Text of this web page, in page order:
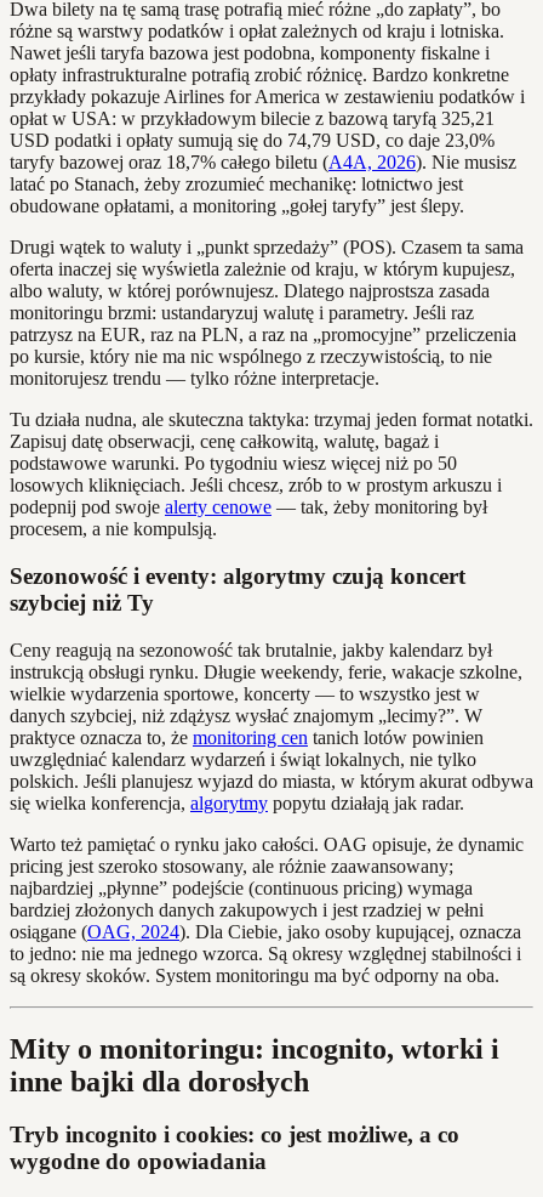
Dwa bilety na tę samą trasę potrafią mieć różne „do zapłaty”, bo
różne są warstwy podatków i opłat zależnych od kraju i lotniska.
Nawet jeśli taryfa bazowa jest podobna, komponenty fiskalne i
opłaty infrastrukturalne potrafią zrobić różnicę. Bardzo konkretne
przykłady pokazuje Airlines for America w zestawieniu podatków i
opłat w USA: w przykładowym bilecie z bazową taryfą 325,21
USD podatki i opłaty sumują się do 74,79 USD, co daje 23,0%
taryfy bazowej oraz 18,7% całego biletu (A4A, 2026). Nie musisz
latać po Stanach, żeby zrozumieć mechanikę: lotnictwo jest
obudowane opłatami, a monitoring „gołej taryfy” jest ślepy.
Drugi wątek to waluty i „punkt sprzedaży” (POS). Czasem ta sama
oferta inaczej się wyświetla zależnie od kraju, w którym kupujesz,
albo waluty, w której porównujesz. Dlatego najprostsza zasada
monitoringu brzmi: ustandaryzuj walutę i parametry. Jeśli raz
patrzysz na EUR, raz na PLN, a raz na „promocyjne” przeliczenia
po kursie, który nie ma nic wspólnego z rzeczywistością, to nie
monitorujesz trendu — tylko różne interpretacje.
Tu działa nudna, ale skuteczna taktyka: trzymaj jeden format notatki.
Zapisuj datę obserwacji, cenę całkowitą, walutę, bagaż i
podstawowe warunki. Po tygodniu wiesz więcej niż po 50
losowych kliknięciach. Jeśli chcesz, zrób to w prostym arkuszu i
podepnij pod swoje alerty cenowe — tak, żeby monitoring był
procesem, a nie kompulsją.
Sezonowość i eventy: algorytmy czują koncert
szybciej niż Ty
Ceny reagują na sezonowość tak brutalnie, jakby kalendarz był
instrukcją obsługi rynku. Długie weekendy, ferie, wakacje szkolne,
wielkie wydarzenia sportowe, koncerty — to wszystko jest w
danych szybciej, niż zdążysz wysłać znajomym „lecimy?”. W
praktyce oznacza to, że monitoring cen tanich lotów powinien
uwzględniać kalendarz wydarzeń i świąt lokalnych, nie tylko
polskich. Jeśli planujesz wyjazd do miasta, w którym akurat odbywa
się wielka konferencja, algorytmy popytu działają jak radar.
Warto też pamiętać o rynku jako całości. OAG opisuje, że dynamic
pricing jest szeroko stosowany, ale różnie zaawansowany;
najbardziej „płynne” podejście (continuous pricing) wymaga
bardziej złożonych danych zakupowych i jest rzadziej w pełni
osiągane (OAG, 2024). Dla Ciebie, jako osoby kupującej, oznacza
to jedno: nie ma jednego wzorca. Są okresy względnej stabilności i
są okresy skoków. System monitoringu ma być odporny na oba.
Mity o monitoringu: incognito, wtorki i
inne bajki dla dorosłych
Tryb incognito i cookies: co jest możliwe, a co
wygodne do opowiadania